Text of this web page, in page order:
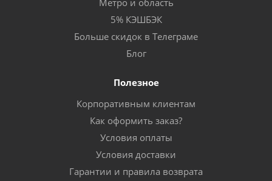
5% КЭШБЭК
Больше скидок в Телеграме
Блог
Полезное
Корпоративным клиентам
Как оформить заказ?
Условия оплаты
Условия доставки
Гарантии и правила возврата